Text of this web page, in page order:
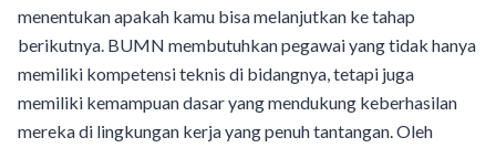
menentukan apakah kamu bisa melanjutkan ke tahap
berikutnya. BUMN membutuhkan pegawai yang tidak hanya
memiliki kompetensi teknis di bidangnya, tetapi juga
memiliki kemampuan dasar yang mendukung keberhasilan
mereka di lingkungan kerja yang penuh tantangan. Oleh